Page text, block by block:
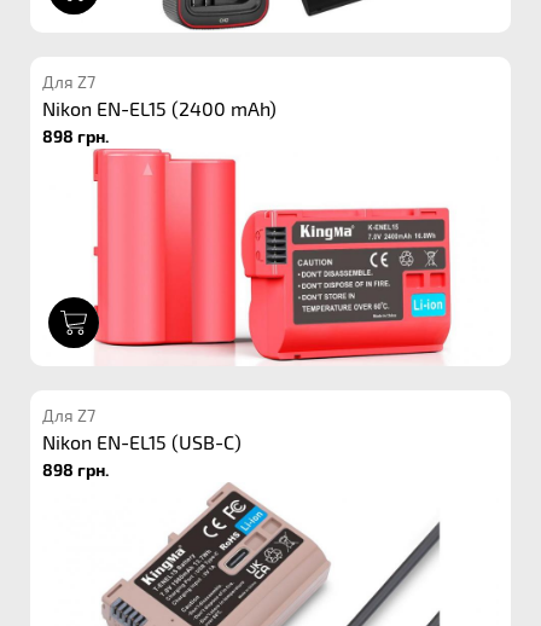
Для Z7
Nikon EN-EL15 (2400 mAh)
898 грн.
Для Z7
Nikon EN-EL15 (USB-C)
898 грн.